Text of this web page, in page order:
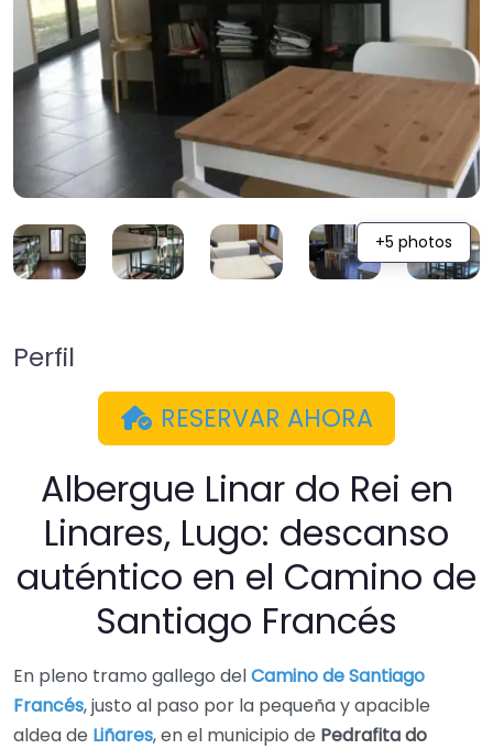
+5 photos
Perfil
RESERVAR AHORA
Albergue Linar do Rei en
Linares, Lugo: descanso
auténtico en el Camino de
Santiago Francés
En pleno tramo gallego delCamino de Santiago
Francés, justo al paso por la pequeña y apacible
aldea de Liñares, en el municipio de Pedrafita do